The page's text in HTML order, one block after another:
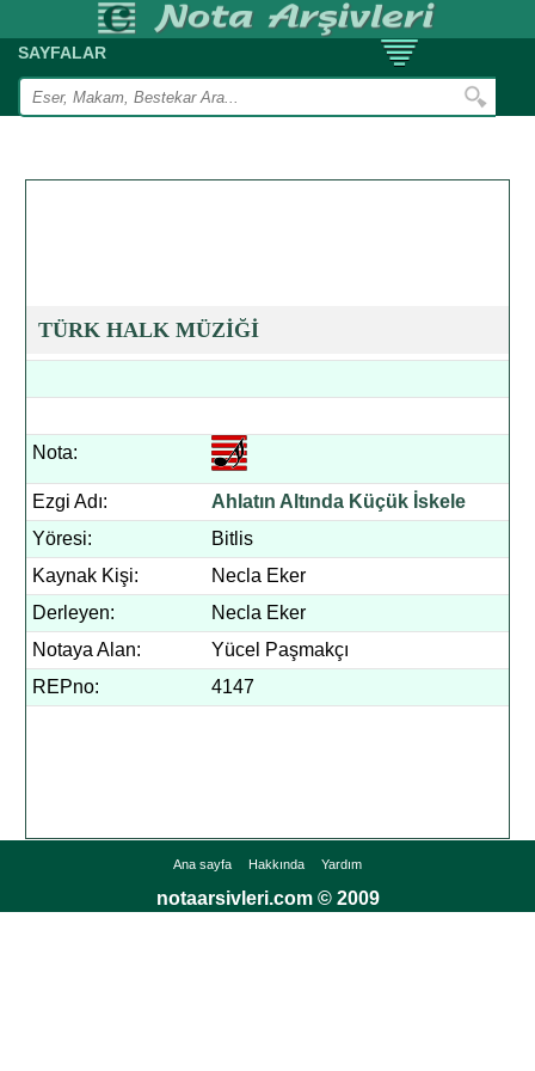
SAYFALAR
TÜRK HALK MÜZİĞİ
Nota:
Ezgi Adı:
Ahlatın Altında Küçük İskele
Yöresi:
Bitlis
Kaynak Kişi:
Necla Eker
Derleyen:
Necla Eker
Notaya Alan:
Yücel Paşmakçı
REPno:
4147
Ana sayfa Hakkında Yardım
notaarsivleri.com © 2009